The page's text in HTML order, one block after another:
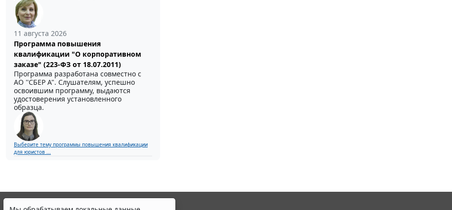
11 августа 2026
Программа повышения
квалификации "О корпоративном
заказе" (223-ФЗ от 18.07.2011)
Программа разработана совместно с
АО ''СБЕР А". Слушателям, успешно
освоившим программу, выдаются
удостоверения установленного
образца.
Выберите тему программы повышения квалификации
для юристов ...